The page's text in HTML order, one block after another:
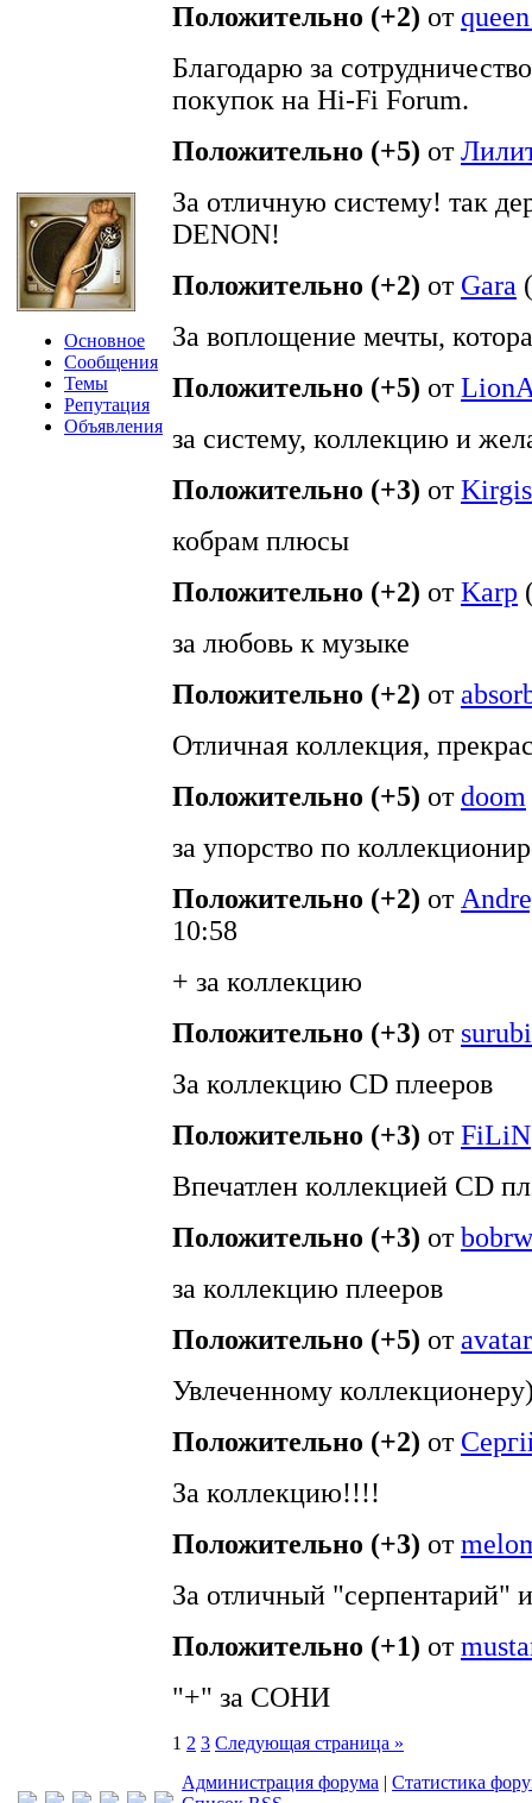
Основное
Сообщения
Темы
Репутация
Объявления
Положительно (+2) от
Благодарю за
покупок на Hi-Fi Forum.
Положительно (+5) от
За отличную систему! так
DENON!
Положительно (+2) от Gara (
За воплощение мечты,
Положительно (+5) от
за систему, коллекцию и
Положительно (+3) отKirgis
кобрам плюсы
Положительно (+2) отKarp
за любовь к музыке
Положительно (+2) от
Отличная коллекция,
Положительно (+5) отdoom
за упорство по
Положительно (+2) от
10:58
+ за коллекцию
Положительно (+3) от
За коллекцию CD плееров
Положительно (+3) отFiLiN
Впечатлен коллекцией CD
Положительно (+3) отbobrw
за коллекцию плееров
Положительно (+5) отavatar
Увлеченному
Положительно (+2) от
За коллекцию!!!!
Положительно (+3) от
За отличный "серпентарий"
Положительно (+1) от
"+" за СОНИ
1 2 3 Следующая страница »
Администрация форума | Статистика